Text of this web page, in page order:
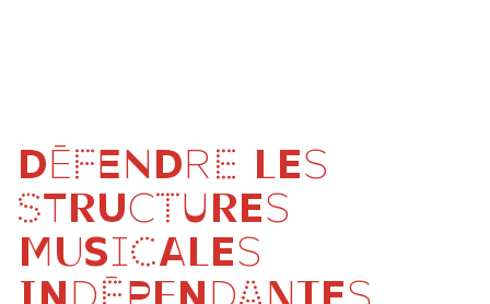
DÉFENDRE LES
STRUCTURES
MUSICALES